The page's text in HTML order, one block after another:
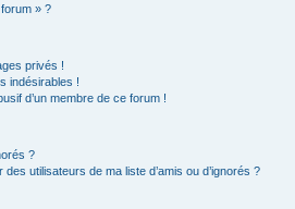
forum » ?
privés !
indésirables !
d’un membre de ce forum !
?
utilisateurs de ma liste d’amis ou d’ignorés ?